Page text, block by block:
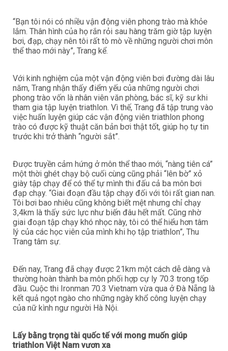
“Bạn tôi nói có nhiều vận động viên phong trào mà khỏe
lắm. Thân hình của họ rắn rỏi sau hàng trăm giờ tập luyện
bơi, đạp, chạy nên tôi rất tò mò về những người chơi môn
thể thao mới này”, Trang kể.
Với kinh nghiệm của một vận động viên bơi đường dài lâu
năm, Trang nhận thấy điểm yếu của những người chơi
phong trào vốn là nhân viên văn phòng, bác sĩ, kỹ sư khi
tham gia tập luyện triathlon. Vì thế, Trang đã tập trung vào
việc huấn luyện giúp các vận động viên triathlon phong
trào có được kỹ thuật căn bản bơi thật tốt, giúp họ tự tin
trước khi trở thành “người sắt”.
Được truyền cảm hứng ở môn thể thao mới, “nàng tiên cá”
một thời ghét chạy bộ cuối cùng cũng phải “lên bờ” xỏ
giày tập chạy để có thể tự mình thi đấu cả ba môn bơi
đạp chạy. “Giai đoạn đầu tập chạy đối với tôi rất gian nan.
Tôi bơi bao nhiêu cũng không biết mệt nhưng chỉ chạy
3,4km là thấy sức lực như biến đâu hết mất. Cũng nhờ
giai đoạn tập chạy khó nhọc này, tôi có thể hiểu hơn tâm
lý của các học viên của mình khi họ tập triathlon”, Thu
Trang tâm sự.
Đến nay, Trang đã chạy được 21km một cách dễ dàng và
thường hoàn thành ba môn phối hợp cự ly 70.3 trong tốp
đầu. Cuộc thi Ironman 70.3 Vietnam vừa qua ở Đà Nẵng là
kết quả ngọt ngào cho những ngày khổ công luyện chạy
của nữ kình ngư người Hà Nội.
Lấy bằng trọng tài quốc tế với mong muốn giúp
triathlon Việt Nam vươn xa